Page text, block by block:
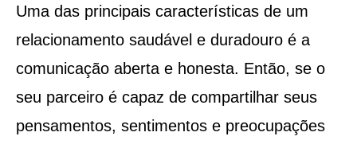
Uma das principais características de um
relacionamento saudável e duradouro é a
comunicação aberta e honesta. Então, se o
seu parceiro é capaz de compartilhar seus
pensamentos, sentimentos e preocupações